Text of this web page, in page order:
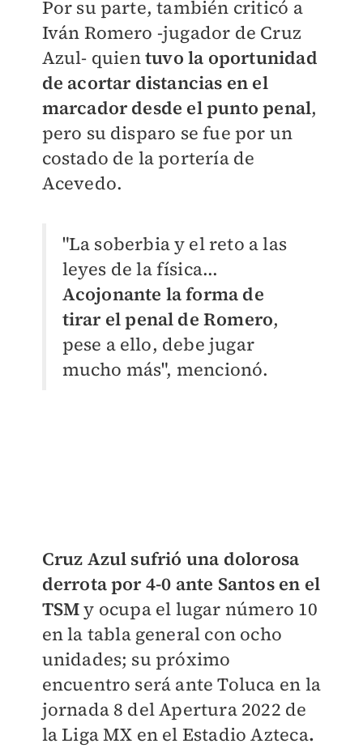
Por su parte, también criticó a
Iván Romero -jugador de Cruz
Azul- quientuvo la oportunidad
de acortar distancias en el
marcador desde el punto penal,
pero su disparo se fue por un
costado de la portería de
Acevedo.
"La soberbia y el reto a las
leyes de la física...
Acojonante la forma de
tirar el penal de Romero,
pese a ello, debe jugar
mucho más", mencionó.
Cruz Azul sufrió una dolorosa
derrota por 4-0 ante Santos en el
TSMy ocupa el lugar número 10
en la tabla general con ocho
unidades; su próximo
encuentro será ante Toluca en la
jornada 8 del Apertura 2022 de
la Liga MX en el Estadio Azteca.